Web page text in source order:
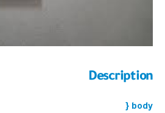
Description
body {